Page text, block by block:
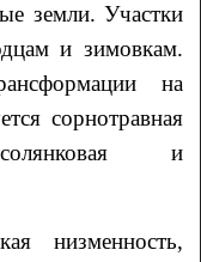
земли. Участки
и зимовкам.
на
сорнотравная
и
низменность,